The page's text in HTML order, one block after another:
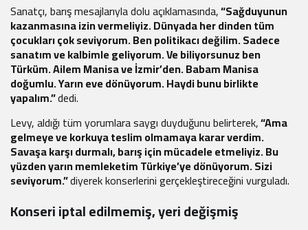
Sanatçı, barış mesajlarıyla dolu açıklamasında,“Sağduyunun
kazanmasına izin vermeliyiz. Dünyada her dinden tüm
çocukları çok seviyorum. Ben politikacı değilim. Sadece
sanatım ve kalbimle geliyorum. Ve biliyorsunuz ben
Türküm. Ailem Manisa ve İzmir’den. Babam Manisa
doğumlu. Yarın eve dönüyorum. Haydi bunu birlikte
yapalım.”dedi.
Levy, aldığı tüm yorumlara saygı duyduğunu belirterek,“Ama
gelmeye ve korkuya teslim olmamaya karar verdim.
Savaşa karşı durmalı, barış için mücadele etmeliyiz. Bu
yüzden yarın memleketim Türkiye’ye dönüyorum. Sizi
seviyorum.”diyerek konserlerini gerçekleştireceğini vurguladı.
Konseri iptal edilmemiş, yeri değişmiş